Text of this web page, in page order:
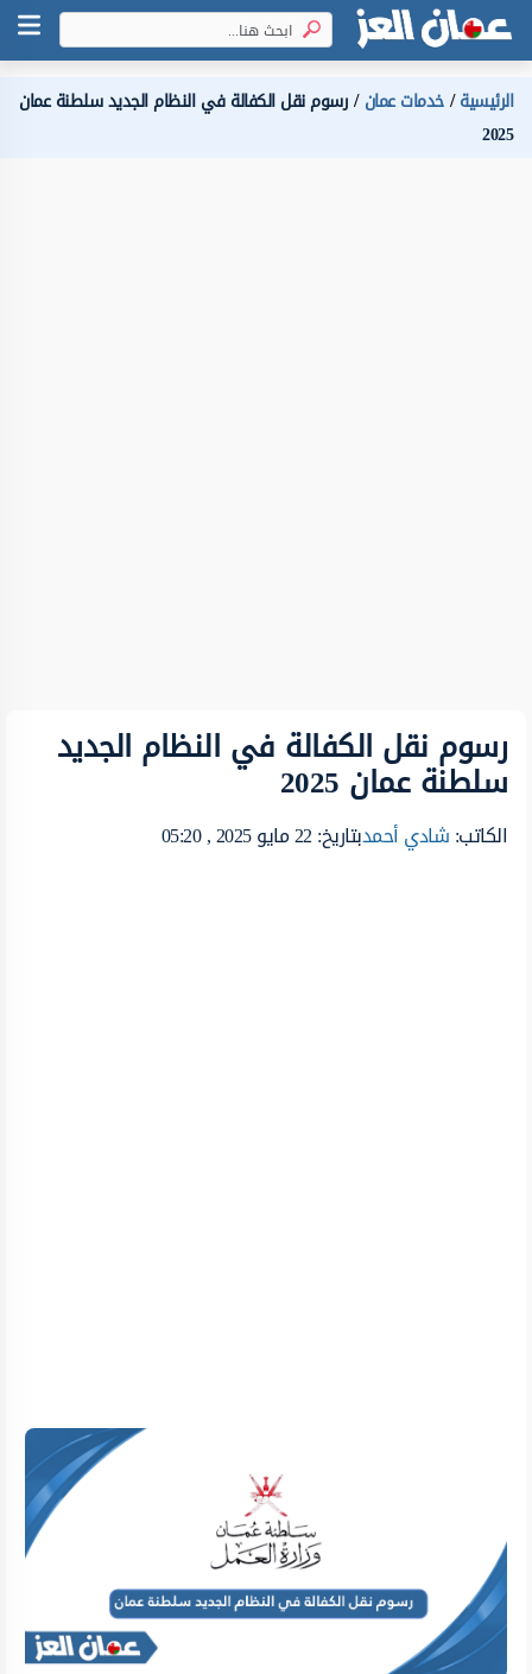
الرئيسية خدمات عمان رسوم نقل الكفالة في النظام الجديد سلطنة عمان
2025
رسوم نقل الكفالة في النظام الجديد
سلطنة عمان 2025
الكاتب:شادي أحمدبتاريخ: 22 مايو 2025 , 05:20